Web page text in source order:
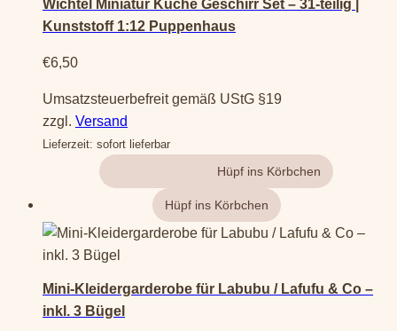
Wichtel Miniatur Küche Geschirr Set – 31-teilig |
Kunststoff 1:12 Puppenhaus
€6,50
Umsatzsteuerbefreit gemäß UStG §19
zzgl. Versand
Lieferzeit: sofort lieferbar
Mini-Kleidergarderobe für Labubu / Lafufu & Co –
inkl. 3 Bügel